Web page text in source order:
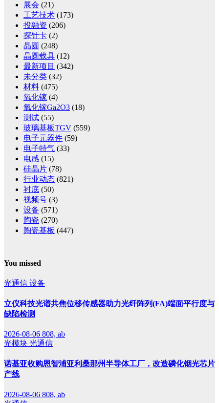
展会 (21)
工艺技术 (173)
投融资 (206)
探针卡 (2)
晶圆 (248)
晶圆载具 (12)
最新项目 (342)
未分类 (32)
材料 (475)
氧化镓 (4)
氧化镓Ga2O3 (18)
测试 (55)
玻璃基板TGV (559)
电子元器件 (59)
电子特气 (33)
电感 (15)
硅晶片 (78)
行业动态 (821)
衬底 (50)
视频号 (3)
设备 (571)
陶瓷 (270)
陶瓷基板 (447)
You missed
光通信 设备
立仪科技光谱共焦位移传感器助力光纤阵列(FA)端面平行度与
缺陷检测
2026-08-06 808, ab
光模块 光通信
诺基亚收购恩智浦亚利桑那州半导体工厂，改造磷化铟光芯片
产线
2026-08-06 808, ab